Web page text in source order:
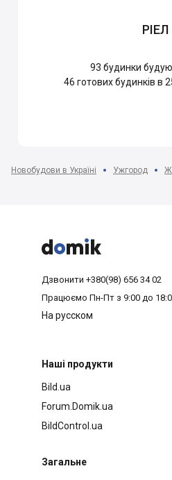
РІЕЛ
93 будинки
46 готових будинків в
Новобудови в Україні Ужгород



Дзвонити +380(98) 656 34 02
Працюємо Пн-Пт з 9:00 до
На русском
Наші продукти
Bild.ua
Forum.Domik.ua
BildControl.ua
Загальне